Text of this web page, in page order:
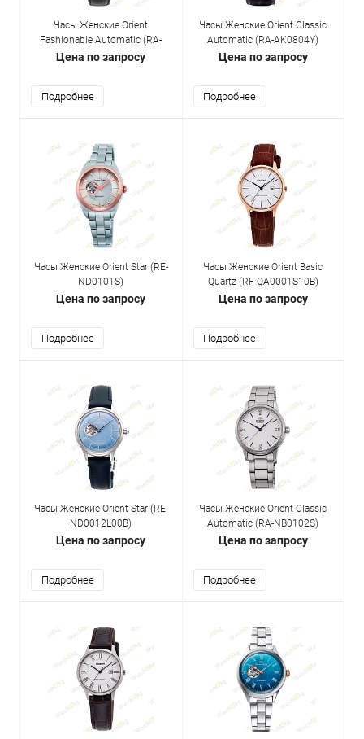
Часы Женские Orient
Fashionable Automatic (RA-
AG0019B10B)
Цена по запросу
Подробнее
Часы Женские Orient Classic
Automatic (RA-AK0804Y)
Цена по запросу
Подробнее
Часы Женские Orient Star (RE-
ND0101S)
Цена по запросу
Подробнее
Часы Женские Orient Basic
Quartz (RF-QA0001S10B)
Цена по запросу
Подробнее
Часы Женские Orient Star (RE-
ND0012L00B)
Цена по запросу
Подробнее
Часы Женские Orient Classic
Automatic (RA-NB0102S)
Цена по запросу
Подробнее